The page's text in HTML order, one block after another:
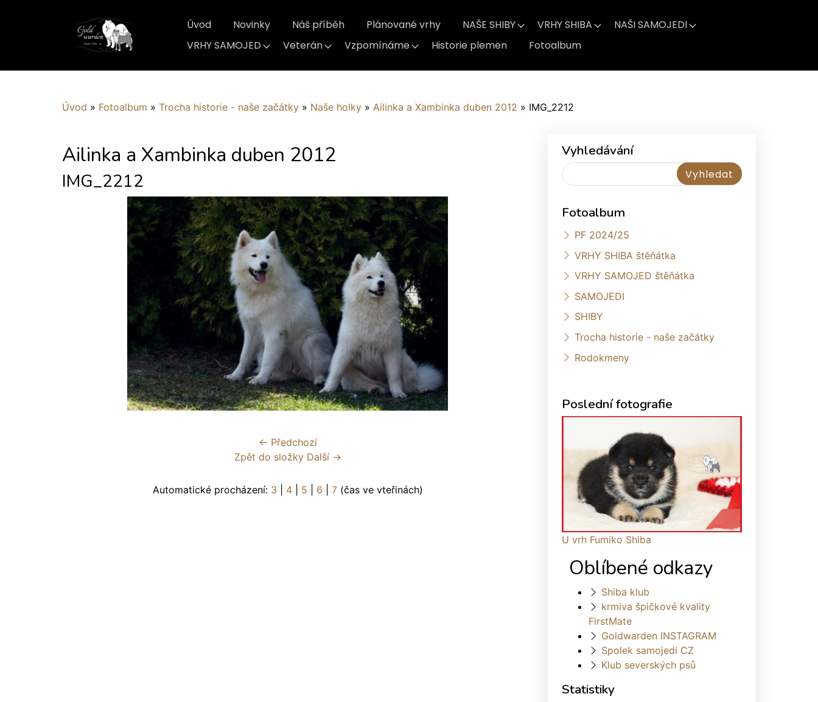
Úvod Novinky Náš příběh Plánované vrhy NAŠE SHIBY VRHY SHIBA
NAŠI SAMOJEDI
VRHY SAMOJED
Veterán Vzpomínáme Historie plemen Fotoalbum
Úvod » Fotoalbum » Trocha historie - naše začátky » Naše holky » Ailinka a Xambinka duben 2012 » IMG_2212
Ailinka a Xambinka duben 2012
IMG_2212
← Předchozí
Zpět do složky Další →
Automatické procházení: 3 4| 5 6 7(čas ve vteřinách)
Vyhledávání
Fotoalbum
PF 2024/25
VRHY SHIBA štěňátka
VRHY SAMOJED štěňátka
SAMOJEDI
SHIBY
Trocha historie - naše začátky
Rodokmeny
Poslední fotografie
U vrh Fumiko Shiba
Oblíbené odkazy
Shiba klub
krmiva špičkové kvality
FirstMate
Goldwarden INSTAGRAM
Spolek samojedi CZ
Klub severských psů
Statistiky